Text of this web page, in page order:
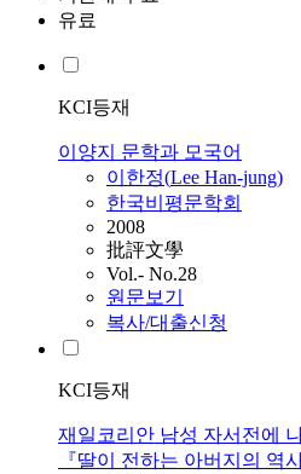
유료
KCI등재
이양지 문학과 모국어
이한정(Lee Han-jung)
한국비평문학회
2008
批評文學
Vol.- No.28
원문보기
복사/대출신청
KCI등재
재일코리안 남성 자서전에
『딸이 전하는 아버지의 역